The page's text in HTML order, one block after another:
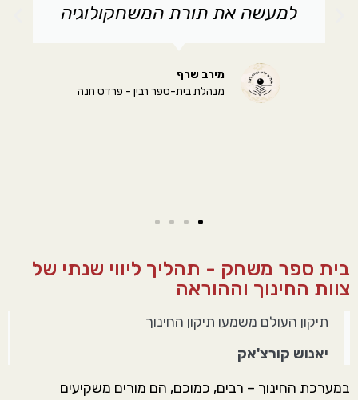
למעשה את תורת המשחקולוגיה
מירב שרף
מנהלת בית-ספר רבין - פרדס חנה
בית ספר משחק - תהליך ליווי שנתי של
צוות החינוך וההוראה
תיקון העולם משמעו תיקון החינוך
יאנוש קורצ'אק
במערכת החינוך – רבים, כמוכם, הם מורים משקיעים